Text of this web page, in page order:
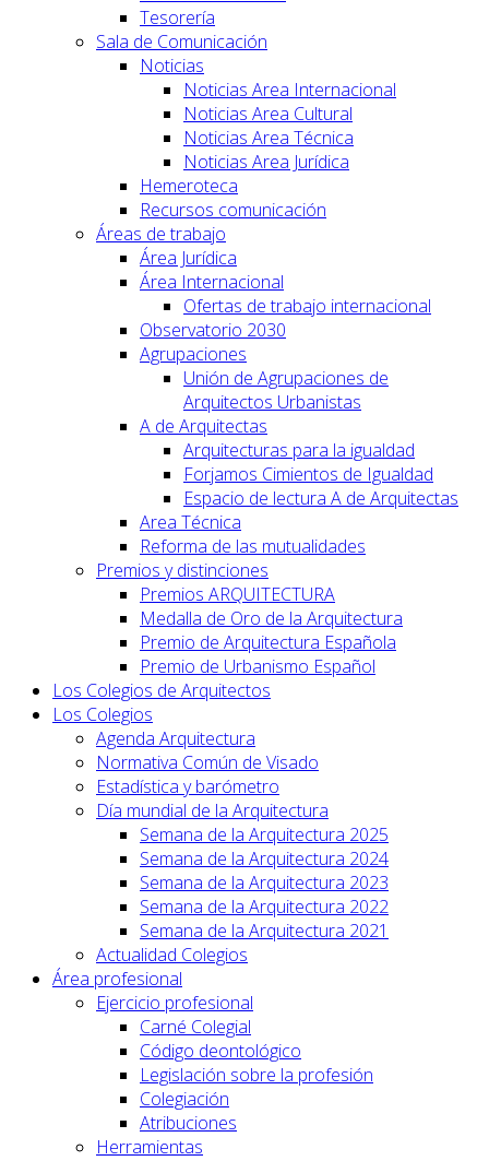
Tesorería
Sala de Comunicación
Noticias
Noticias Area Internacional
Noticias Area Cultural
Noticias Area Técnica
Noticias Area Jurídica
Hemeroteca
Recursos comunicación
Áreas de trabajo
Área Jurídica
Área Internacional
Ofertas de trabajo internacional
Observatorio 2030
Agrupaciones
Unión de Agrupaciones de
Arquitectos Urbanistas
A de Arquitectas
Arquitecturas para la igualdad
Forjamos Cimientos de Igualdad
Espacio de lectura A de Arquitectas
Area Técnica
Reforma de las mutualidades
Premios y distinciones
Premios ARQUITECTURA
Medalla de Oro de la Arquitectura
Premio de Arquitectura Española
Premio de Urbanismo Español
Los Colegios de Arquitectos
Los Colegios
Agenda Arquitectura
Normativa Común de Visado
Estadística y barómetro
Día mundial de la Arquitectura
Semana de la Arquitectura 2025
Semana de la Arquitectura 2024
Semana de la Arquitectura 2023
Semana de la Arquitectura 2022
Semana de la Arquitectura 2021
Actualidad Colegios
Área profesional
Ejercicio profesional
Carné Colegial
Código deontológico
Legislación sobre la profesión
Colegiación
Atribuciones
Herramientas